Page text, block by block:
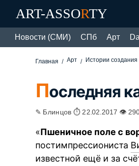
ART-ASSORTY
Новости (СМИ) СПб Арт
Главная Арт Истории создания
Последняя
✎ Блинцов ⏱ 22.02.2017 👁
«Пшеничное поле с
постимпрессиониста
известной ещё и за